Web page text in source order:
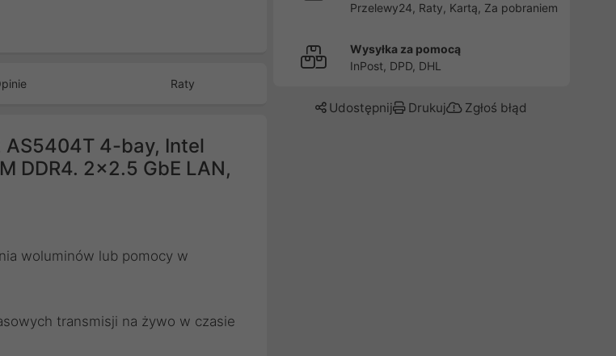
Raty
AS5404T 4-bay, Intel
DDR4. 2x2.5 GbE LAN,
woluminów lub pomocy w
transmisji na żywo w czasie
Przelewy24, Raty, Kartą, Za pobraniem
Wysyłka za pomocą
InPost, DPD, DHL
Udostępnij Drukuj Zgłoś błąd